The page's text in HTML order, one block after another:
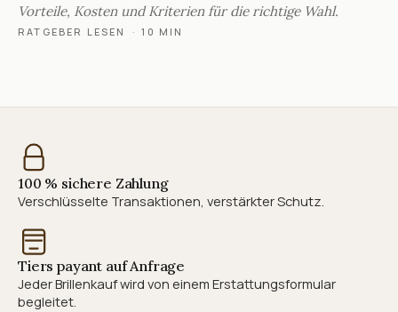
Vorteile, Kosten und Kriterien für die richtige Wahl.
RATGEBER LESEN · 10 MIN
100 % sichere Zahlung
Verschlüsselte Transaktionen, verstärkter Schutz.
Tiers payant auf Anfrage
Jeder Brillenkauf wird von einem Erstattungsformular
begleitet.